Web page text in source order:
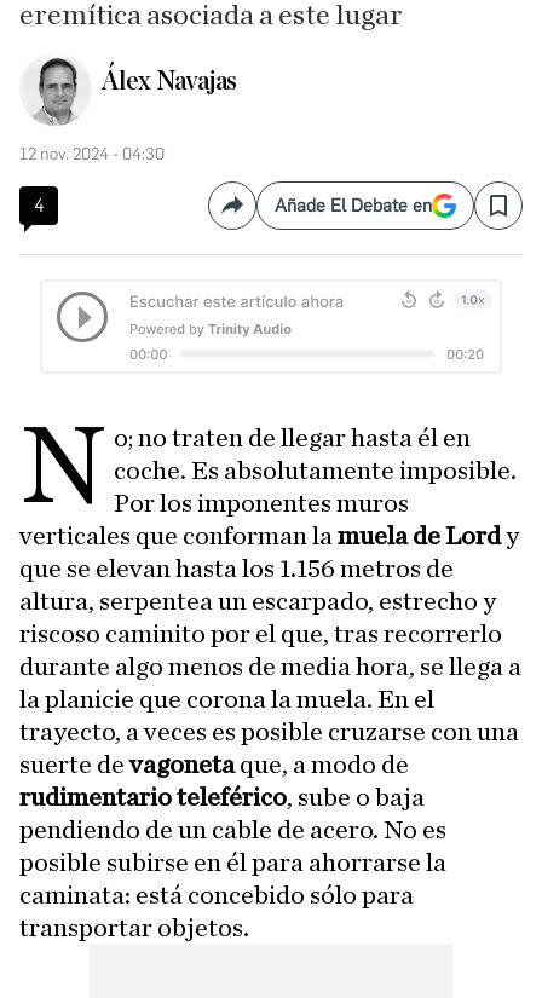
eremítica asociada a este lugar
Álex Navajas
12 nov. 2024 - 04:30
4 CompartirAñade El Debate en Save
N o; no traten de llegar hasta él en
coche. Es absolutamente imposible.
Por los imponentes muros
verticales que conforman la muela de Lordy
que se elevan hasta los 1.156 metros de
altura, serpentea un escarpado, estrecho y
riscoso caminito por el que, tras recorrerlo
durante algo menos de media hora, se llega a
la planicie que corona la muela. En el
trayecto, a veces es posible cruzarse con una
suerte devagonetaque, a modo de
rudimentario teleférico, sube o baja
pendiendo de un cable de acero. No es
posible subirse en él para ahorrarse la
caminata: está concebido sólo para
transportar objetos.